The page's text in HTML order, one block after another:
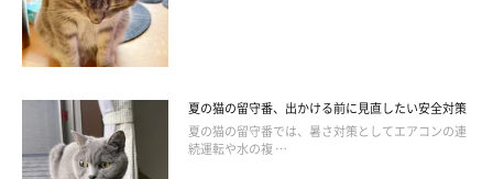
夏の猫の留守番、出かける前に見直したい安全対策
夏の猫の留守番では、暑さ対策としてエアコンの連
続運転や水の複 …